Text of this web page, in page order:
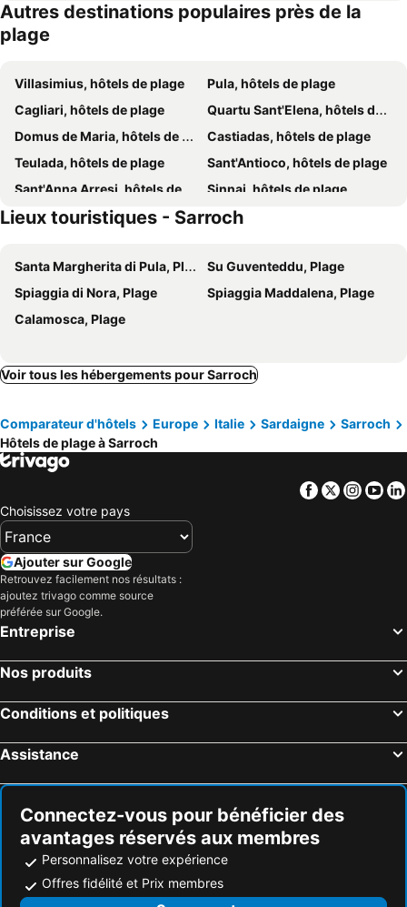
New Barcavela
Forte Village Resort Le Dune
Hotel Ristorante Calamosca
Palazzo Ferrucci Luxury Suites
L'Onda Blu
Hotel Chentu Lunas
Hotel Nautilus
Hotel Poetto
Mimì Rooms
Autres destinations populaires près de la
plage
Villasimius, hôtels de plage
Pula, hôtels de plage
Cagliari, hôtels de plage
Quartu Sant'Elena, hôtels de plage
Domus de Maria, hôtels de plage
Castiadas, hôtels de plage
Teulada, hôtels de plage
Sant'Antioco, hôtels de plage
Sant'Anna Arresi, hôtels de plage
Sinnai, hôtels de plage
Carbonia, hôtels de plage
Capoterra, hôtels de plage
Iglesias, hôtels de plage
Quartucciu, hôtels de plage
Lieux touristiques - Sarroch
Santa Margherita di Pula, Plage
Su Guventeddu, Plage
Spiaggia di Nora, Plage
Spiaggia Maddalena, Plage
Calamosca, Plage
Voir tous les hébergements pour Sarroch
Comparateur d'hôtels Europe Italie Sardaigne
Sarroch
Hôtels de plage à Sarroch
Facebook
Twitter
Choisissez votre pays
Ajouter sur Google
Retrouvez facilement nos résultats :
ajoutez trivago comme source
préférée sur Google.
Entreprise
Nos produits
Conditions et politiques
Assistance
Connectez-vous pour bénéficier des
avantages réservés aux membres
Personnalisez votre expérience
Offres fidélité et Prix membres